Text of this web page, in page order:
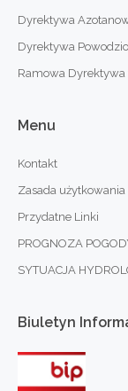
Dyrektywa
Dyrektywa
Ramowa Dyrektywa
Menu
Kontakt
Zasada użytkowania
Przydatne Linki
PROGNOZA
SYTUACJA
Biuletyn